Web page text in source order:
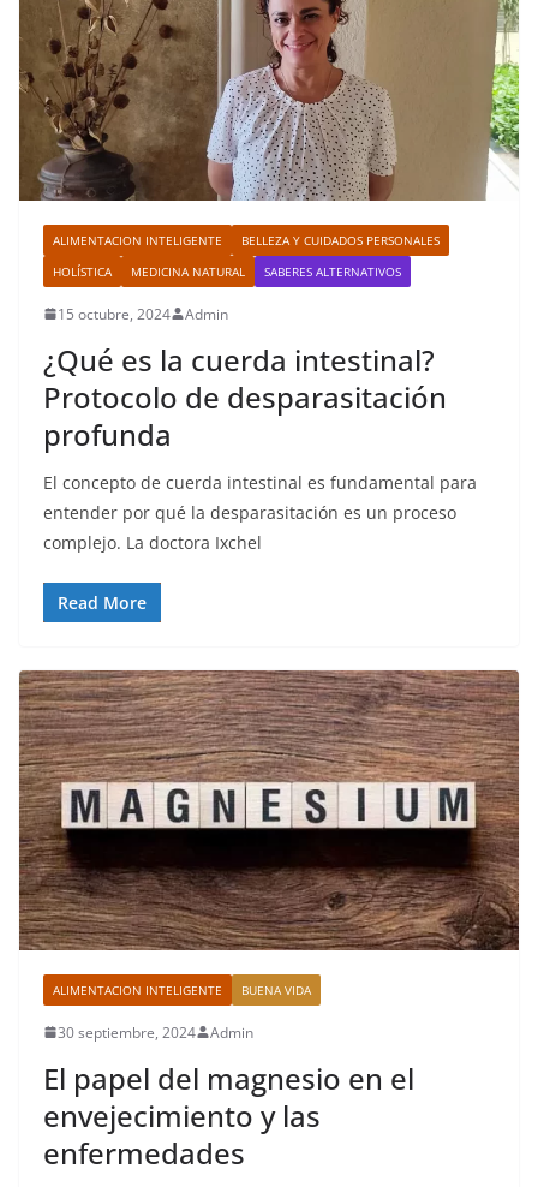
ALIMENTACION INTELIGENTE
BELLEZA Y CUIDADOS PERSONALES
HOLÍSTICA
MEDICINA NATURAL SABERES ALTERNATIVOS
15 octubre, 2024 Admin
¿Qué es la cuerda intestinal?
Protocolo de desparasitación
profunda
El concepto de cuerda intestinal es fundamental para
entender por qué la desparasitación es un proceso
complejo. La doctora Ixchel
Read More
ALIMENTACION INTELIGENTE BUENA VIDA
30 septiembre, 2024 Admin
El papel del magnesio en el
envejecimiento y las
enfermedades